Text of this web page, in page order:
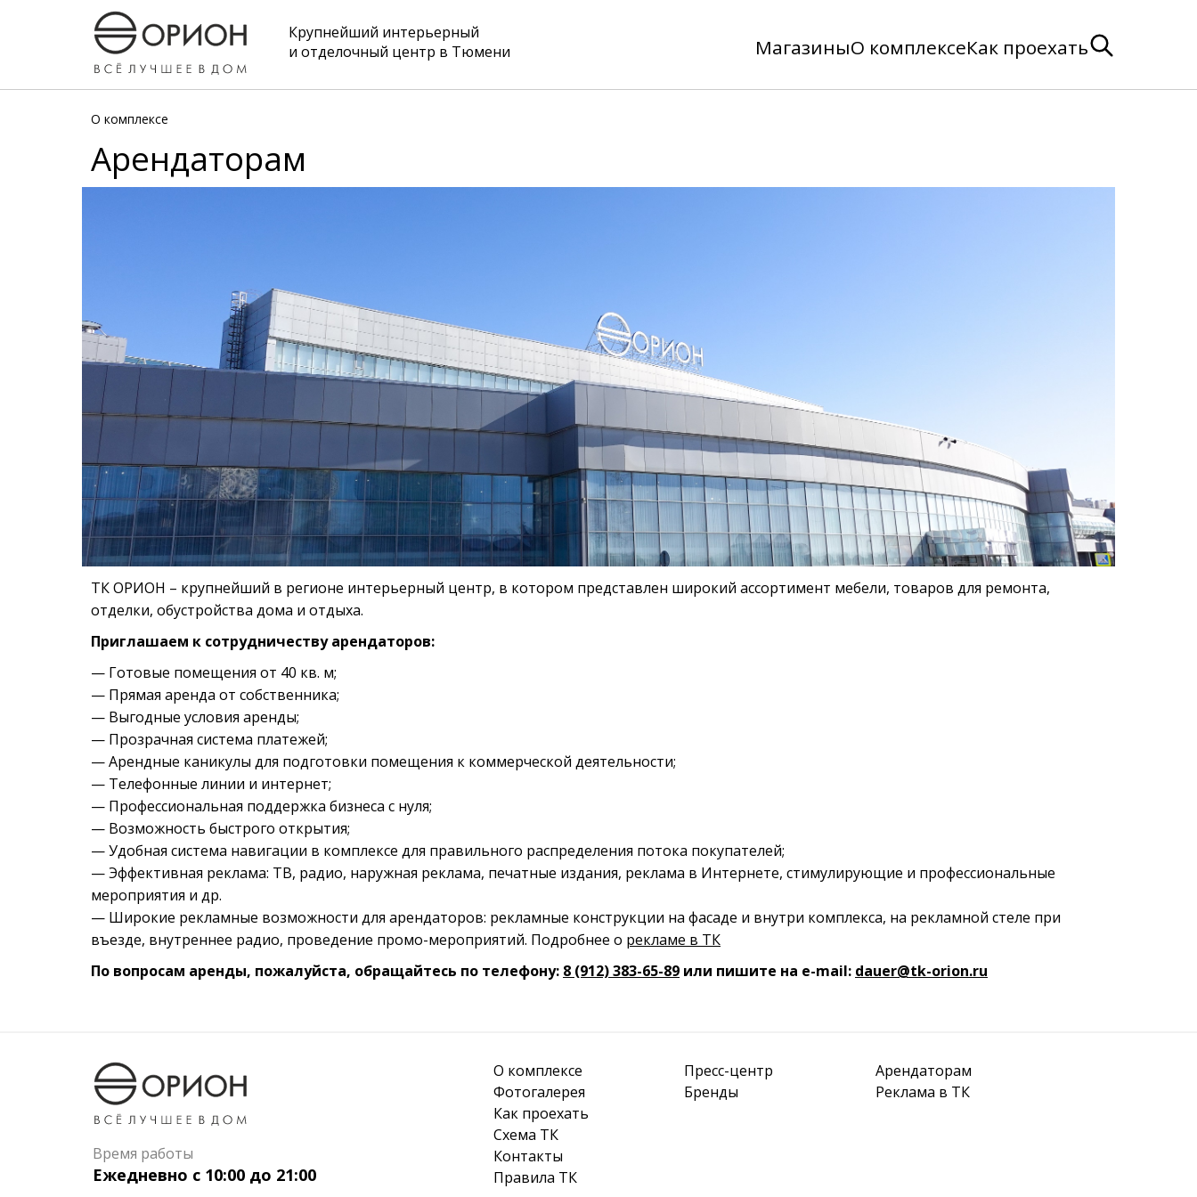
Крупнейший интерьерный
и отделочный центр в Тюмени
МагазиныО комплексеКак проехать
О комплексе
Арендаторам
ТКОРИОН – крупнейший в регионе интерьерный центр, в котором представлен широкий ассортимент мебели, товаров для ремонта,
отделки, обустройства дома и отдыха.
Приглашаем к сотрудничеству арендаторов:
— Готовые помещения от 40 кв. м;
— Прямая аренда от собственника;
— Выгодные условия аренды;
— Прозрачная система платежей;
— Арендные каникулы для подготовки помещения к коммерческой деятельности;
— Телефонные линии и интернет;
— Профессиональная поддержка бизнеса с нуля;
— Возможность быстрого открытия;
— Удобная система навигации в комплексе для правильного распределения потока покупателей;
— Эффективная реклама: ТВ, радио, наружная реклама, печатные издания, реклама в Интернете, стимулирующие и профессиональные
мероприятия и др.
— Широкие рекламные возможности для арендаторов: рекламные конструкции на фасаде и внутри комплекса, на рекламной стеле при
въезде, внутреннее радио, проведение промо-мероприятий. Подробнее о рекламе в ТК
По вопросам аренды, пожалуйста, обращайтесь по телефону: 8 (912) 383-65-89 или пишите на e-mail: dauer@tk-orion.ru
Время работы
Ежедневно с 10:00 до 21:00
О комплексе
Фотогалерея
Как проехать
Схема ТК
Контакты
Правила ТК
Пресс-центр
Бренды
Арендаторам
Реклама в ТК